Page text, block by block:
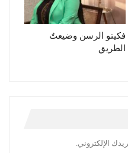
فكيتو الرسن وضيعتٌ
الطريق
الإلكتروني.